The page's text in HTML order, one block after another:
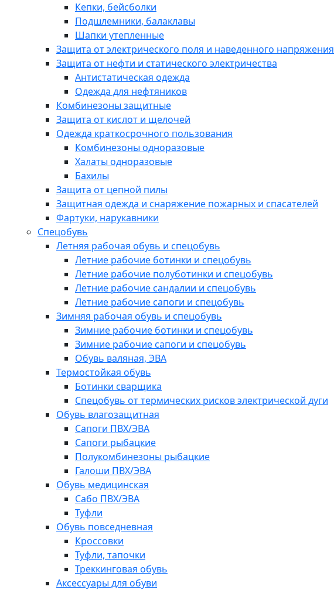
Кепки, бейсболки
Подшлемники, балаклавы
Шапки утепленные
Защита от электрического поля и наведенного напряжения
Защита от нефти и статического электричества
Антистатическая одежда
Одежда для нефтяников
Комбинезоны защитные
Защита от кислот и щелочей
Одежда краткосрочного пользования
Комбинезоны одноразовые
Халаты одноразовые
Бахилы
Защита от цепной пилы
Защитная одежда и снаряжение пожарных и спасателей
Фартуки, нарукавники
Спецобувь
Летняя рабочая обувь и спецобувь
Летние рабочие ботинки и спецобувь
Летние рабочие полуботинки и спецобувь
Летние рабочие сандалии и спецобувь
Летние рабочие сапоги и спецобувь
Зимняя рабочая обувь и спецобувь
Зимние рабочие ботинки и спецобувь
Зимние рабочие сапоги и спецобувь
Обувь валяная, ЭВА
Термостойкая обувь
Ботинки сварщика
Спецобувь от термических рисков электрической дуги
Обувь влагозащитная
Сапоги ПВХ/ЭВА
Сапоги рыбацкие
Полукомбинезоны рыбацкие
Галоши ПВХ/ЭВА
Обувь медицинская
Сабо ПВХ/ЭВА
Туфли
Обувь повседневная
Кроссовки
Туфли, тапочки
Треккинговая обувь
Аксессуары для обуви